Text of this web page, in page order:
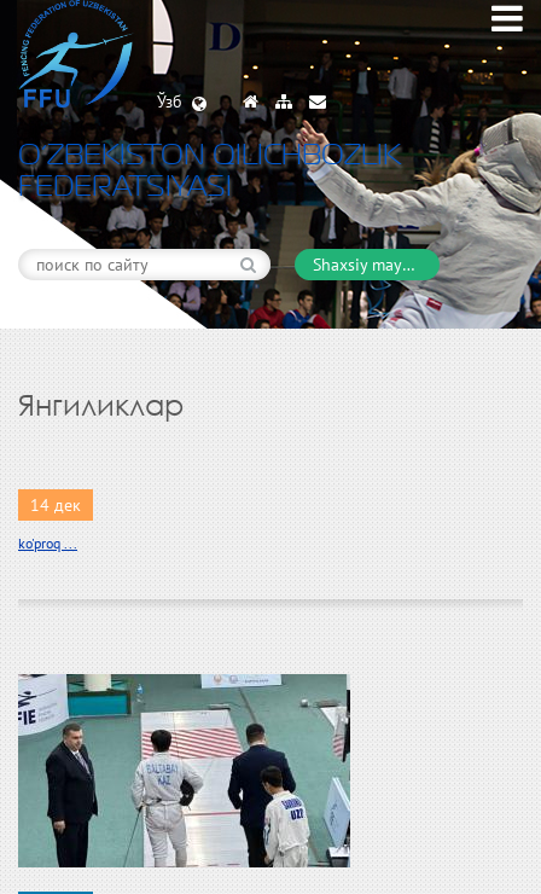
Ўзб
O’ZBEKISTON QILICHBOZLIK
FEDERATSIYASI
Shaxsiy maydon
Янгиликлар
14 дек
ko'proq ...